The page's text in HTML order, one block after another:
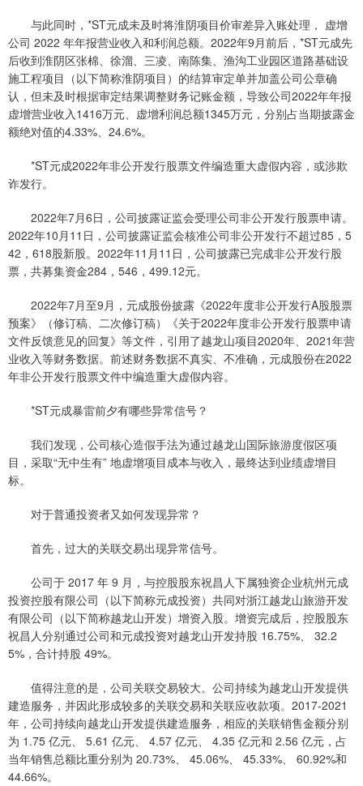
与此同时，*ST元成未及时将淮阴项目价审差异入账处理， 虚增
公司 2022 年年报营业收入和利润总额。2022年9月前后，*ST元成先
后收到淮阴区张棉、徐溜、三凌、南陈集、渔沟工业园区道路基础设
施工程项目（以下简称淮阴项目）的结算审定单并加盖公司公章确
认，但未及时根据审定结果调整财务记账金额，导致公司2022年年报
虚增营业收入1416万元、虚增利润总额1345万元，分别占当期披露金
额绝对值的4.33%、24.6%。
*ST元成2022年非公开发行股票文件编造重大虚假内容，或涉欺
诈发行。
2022年7月6日，公司披露证监会受理公司非公开发行股票申请。
2022年10月11日，公司披露证监会核准公司非公开发行不超过85，5
42，618股新股。2022年11月11日，公司披露已完成非公开发行股
票，共募集资金284，546，499.12元。
2022年7月至9月，元成股份披露《2022年度非公开发行A股股票
预案》（修订稿、二次修订稿）《关于2022年度非公开发行股票申请
文件反馈意见的回复》等文件，引用了越龙山项目2020年、2021年营
业收入等财务数据。前述财务数据不真实、不准确，元成股份在2022
年非公开发行股票文件中编造重大虚假内容。
*ST元成暴雷前夕有哪些异常信号？
我们发现，公司核心造假手法为通过越龙山国际旅游度假区项
目，采取“无中生有” 地虚增项目成本与收入，最终达到业绩虚增目
标。
对于普通投资者又如何发现异常？
首先，过大的关联交易出现异常信号。
公司于 2017 年 9 月，与控股股东祝昌人下属独资企业杭州元成
投资控股有限公司（以下简称元成投资）共同对浙江越龙山旅游开发
有限公司（以下简称越龙山开发）增资入股。增资完成后，控股股东
祝昌人分别通过公司和元成投资对越龙山开发持股 16.75%、 32.2
5%，合计持股 49%。
值得注意的是，公司关联交易较大。公司持续为越龙山开发提供
建造服务，并因此形成较多的关联交易和关联应收款项。2017-2021
年，公司持续向越龙山开发提供建造服务，相应的关联销售金额分别
为 1.75 亿元、 5.61 亿元、 4.57 亿元、 4.35 亿元和 2.56 亿元，占
当年销售总额比重分别为 20.73%、 45.06%、 45.33%、 60.92%和
44.66%。